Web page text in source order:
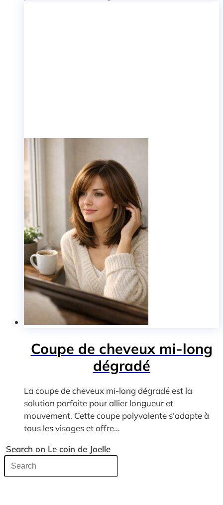
Coupe de cheveux mi-long
dégradé
La coupe de cheveux mi-long dégradé est la
solution parfaite pour allier longueur et
mouvement. Cette coupe polyvalente s'adapte à
tous les visages et offre…
Search on Le coin de Joelle